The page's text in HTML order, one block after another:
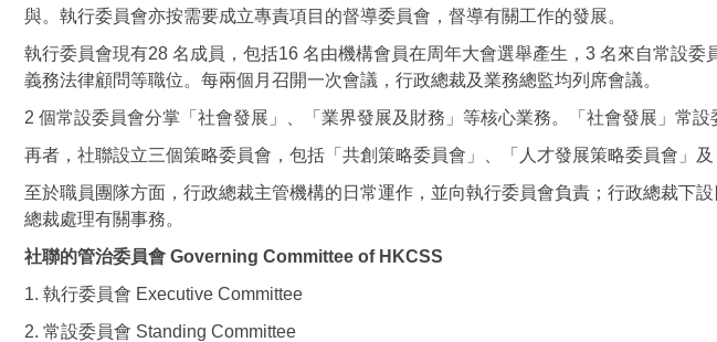
與。執行委員會亦按需要成立專責項目的督導委員會，督導有關工作的發展。
執行委員會現有28 名成員，包括16 名由機構會員在周年大會選舉產生，3 名來自常設
義務法律顧問等職位。每兩個月召開一次會議，行政總裁及業務總監均列席會議。
2 個常設委員會分掌「社會發展」、「業界發展及財務」等核心業務。「社會發展」常
再者，社聯設立三個策略委員會，包括「共創策略委員會」、「人才發展策略委員會」
至於職員團隊方面，行政總裁主管機構的日常運作，並向執行委員會負責；行政總裁下
總裁處理有關事務。
社聯的管治委員會 Governing Committee of HKCSS
1. 執行委員會 Executive Committee
2. 常設委員會 Standing Committee